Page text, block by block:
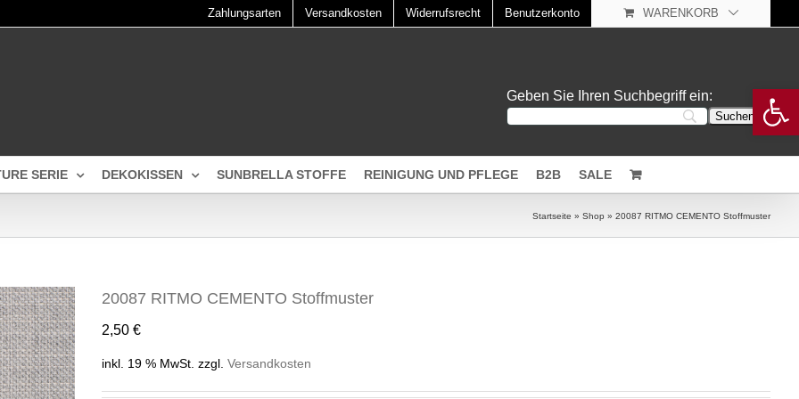
Zahlungsarten Versandkosten Widerrufsrecht Benutzerkonto WARENKORB
Geben Sie Ihren Suchbegriff ein:
SERIE DEKOKISSEN SUNBRELLA STOFFE REINIGUNG UND PFLEGE B2B SALE
Startseite » Shop » 20087 RITMO CEMENTO Stoffmuster
20087 RITMO CEMENTO Stoffmuster
2,50 €
inkl. 19 % MwSt. zzgl. Versandkosten